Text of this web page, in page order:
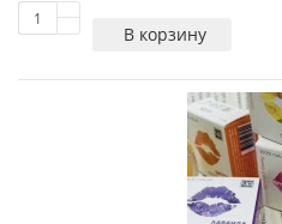
В корзину